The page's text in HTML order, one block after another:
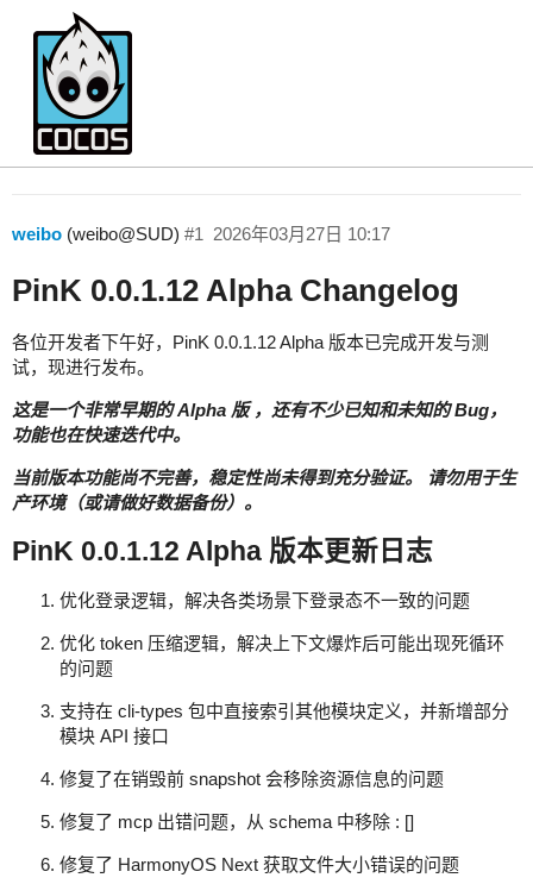
PinK 0.0.1.12 Alpha 版本发布
PinK
weibo (weibo@SUD) 2026年03月27日 10:17
#1
PinK 0.0.1.12 Alpha Changelog
各位开发者下午好，PinK 0.0.1.12 Alpha 版本已完成开发与测
试，现进行发布。
这是一个非常早期的 Alpha 版 ，还有不少已知和未知的 Bug，
功能也在快速迭代中。
当前版本功能尚不完善，稳定性尚未得到充分验证。 请勿用于生
产环境（或请做好数据备份）。
PinK 0.0.1.12 Alpha 版本更新日志
优化登录逻辑，解决各类场景下登录态不一致的问题
优化 token 压缩逻辑，解决上下文爆炸后可能出现死循环
的问题
支持在 cli-types 包中直接索引其他模块定义，并新增部分
模块 API 接口
修复了在销毁前 snapshot 会移除资源信息的问题
修复了 mcp 出错问题，从 schema 中移除 : []
修复了 HarmonyOS Next 获取文件大小错误的问题